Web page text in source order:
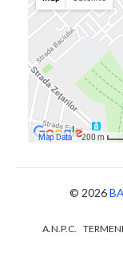
© 2026
A.N.P.C.